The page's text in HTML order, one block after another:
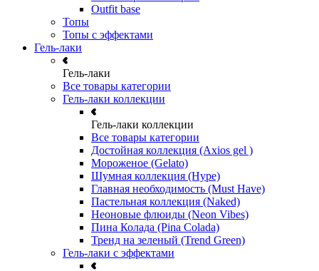
Outfit base
Топы
Топы с эффектами
Гель-лаки
Гель-лаки
Все товары категории
Гель-лаки коллекции
Гель-лаки коллекции
Все товары категории
Достойная коллекция (Axios gel )
Мороженое (Gelato)
Шумная коллекция (Hype)
Главная необходимость (Must Have)
Пастельная коллекция (Naked)
Неоновые флюиды (Neon Vibes)
Пина Колада (Pina Colada)
Тренд на зеленый (Trend Green)
Гель-лаки с эффектами